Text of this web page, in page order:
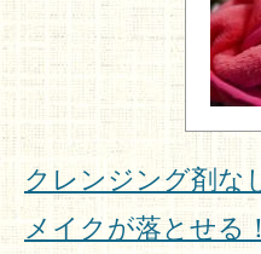
クレンジング剤な
メイクが落とせる